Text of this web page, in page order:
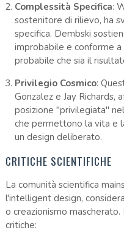
Complessità Specifica:
sostenitore di rilievo, ha
specifica. Dembski
improbabile e conforme a
probabile che sia il
Privilegio Cosmico:
Gonzalez e Jay Richards,
posizione "privilegiata"
che permettono la vita e
un design deliberato.
CRITICHE SCIENTIFICHE
La comunità scientifica
l'intelligent design,
o creazionismo
critiche: